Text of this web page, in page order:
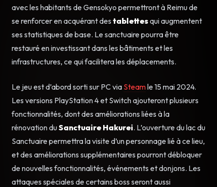
avec les habitants de Gensokyo permettront à Reimu de
se renforcer en acquérant des tablettesqui augmentent
ses statistiques de base. Le sanctuaire pourra être
restauré en investissant dans les bâtiments et les
infrastructures, ce qui facilitera les déplacements.
Le jeu est d’abord sorti sur PC via Steamle 15 mai 2024.
Les versions PlayStation 4 et Switch ajouteront plusieurs
fonctionnalités, dont des améliorations liées à la
rénovation duSanctuaire Hakurei. L’ouverture du lac du
Sanctuaire permettra la visite d’un personnage lié à ce lieu,
et des améliorations supplémentaires pourront débloquer
de nouvelles fonctionnalités, événements et donjons. Les
attaques spéciales de certains boss seront aussi